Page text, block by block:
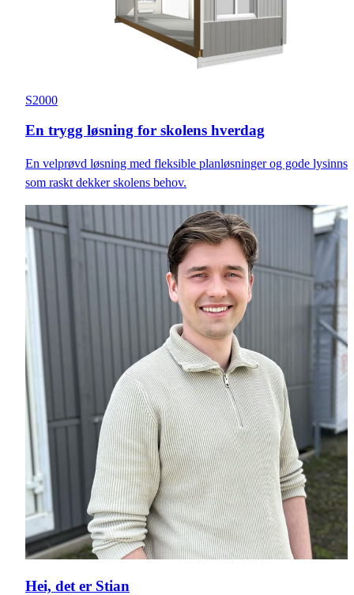
S2000
En trygg løsning for skolens hverdag
En velprøvd løsning med fleksible planløsninger og gode
som raskt dekker skolens behov.
Hei, det er Stian